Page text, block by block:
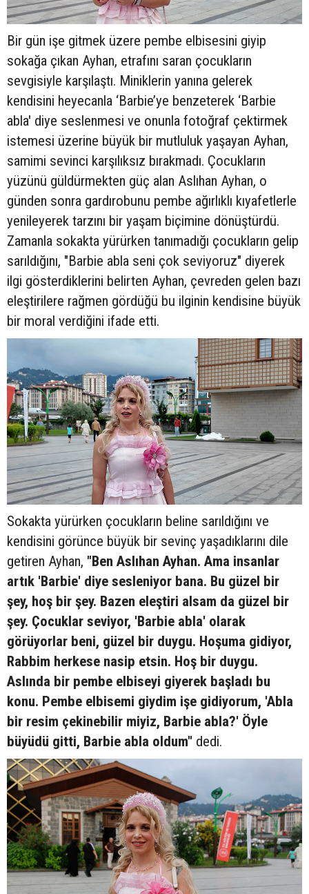
Bir gün işe gitmek üzere pembe elbisesini giyip
sokağa çıkan Ayhan, etrafını saran çocukların
sevgisiyle karşılaştı. Miniklerin yanına gelerek
kendisini heyecanla ‘Barbie’ye benzeterek ‘Barbie
abla' diye seslenmesi ve onunla fotoğraf çektirmek
istemesi üzerine büyük bir mutluluk yaşayan Ayhan,
samimi sevinci karşılıksız bırakmadı. Çocukların
yüzünü güldürmekten güç alan Aslıhan Ayhan, o
günden sonra gardırobunu pembe ağırlıklı kıyafetlerle
yenileyerek tarzını bir yaşam biçimine dönüştürdü.
Zamanla sokakta yürürken tanımadığı çocukların gelip
sarıldığını, "Barbie abla seni çok seviyoruz" diyerek
ilgi gösterdiklerini belirten Ayhan, çevreden gelen bazı
eleştirilere rağmen gördüğü bu ilginin kendisine büyük
bir moral verdiğini ifade etti.
Sokakta yürürken çocukların beline sarıldığını ve
kendisini görünce büyük bir sevinç yaşadıklarını dile
getiren Ayhan, "Ben Aslıhan Ayhan. Ama insanlar
artık 'Barbie' diye sesleniyor bana. Bu güzel bir
şey, hoş bir şey. Bazen eleştiri alsam da güzel bir
şey. Çocuklar seviyor, 'Barbie abla' olarak
görüyorlar beni, güzel bir duygu. Hoşuma gidiyor,
Rabbim herkese nasip etsin. Hoş bir duygu.
Aslında bir pembe elbiseyi giyerek başladı bu
konu. Pembe elbisemi giydim işe gidiyorum, 'Abla
bir resim çekinebilir miyiz, Barbie abla?' Öyle
büyüdü gitti, Barbie abla oldum" dedi.